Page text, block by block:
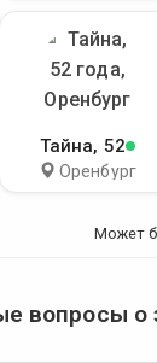
Тайна, 52
Оренбург
Может
вопросы о